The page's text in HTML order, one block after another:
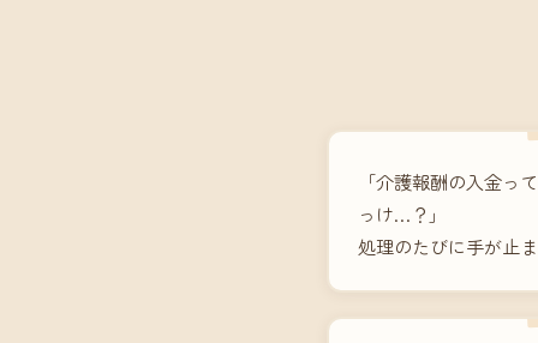
「介護報酬の入金っ
っけ…？」
処理のたびに手が止